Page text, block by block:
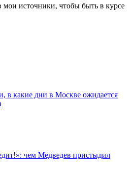
мои источники, чтобы быть в курсе
в какие дни в Москве ожидается
чем Медведев пристыдил